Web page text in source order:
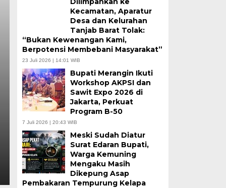
Wabup Katamso
Kemenaker, Perkuat
Perlindungan
Rabu, 5 Agu 2026 - 17:37 WIB
BULENON NEWS |JAKARTA – Komitmen
meningkatkan kualitas sumber daya manusia…
Kecamatan, Aparatur
Desa dan Kelurahan
Tanjab Barat Tolak:
“Bukan Kewenangan Kami,
Berpotensi Membebani Masyarakat”
23 Juli 2026 | 14:01 WIB
Bupati Merangin Ikuti
Workshop AKPSI dan
Sawit Expo 2026 di
Jakarta, Perkuat
Program B-50
7 Juli 2026 | 20:43 WIB
Meski Sudah Diatur
Surat Edaran Bupati,
Warga Kemuning
Mengaku Masih
Dikepung Asap
Pembakaran Tempurung Kelapa